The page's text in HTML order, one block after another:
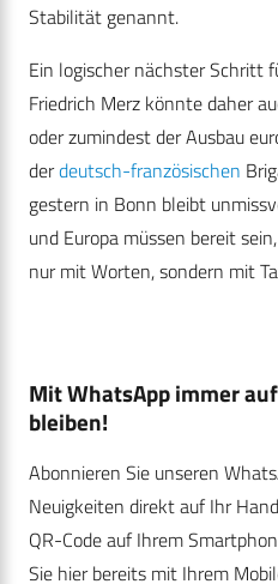
Stabilität genannt.
Ein logischer nächster Schritt
Friedrich Merz könnte daher
oder zumindest der Ausbau
derdeutsch-französischen
gestern in Bonn bleibt
und Europa müssen bereit
nur mit Worten, sondern mit
Mit WhatsApp immer
bleiben!
Abonnieren Sie unseren
Neuigkeiten direkt auf Ihr
QR-Code auf Ihrem
Sie hier bereits mit Ihrem